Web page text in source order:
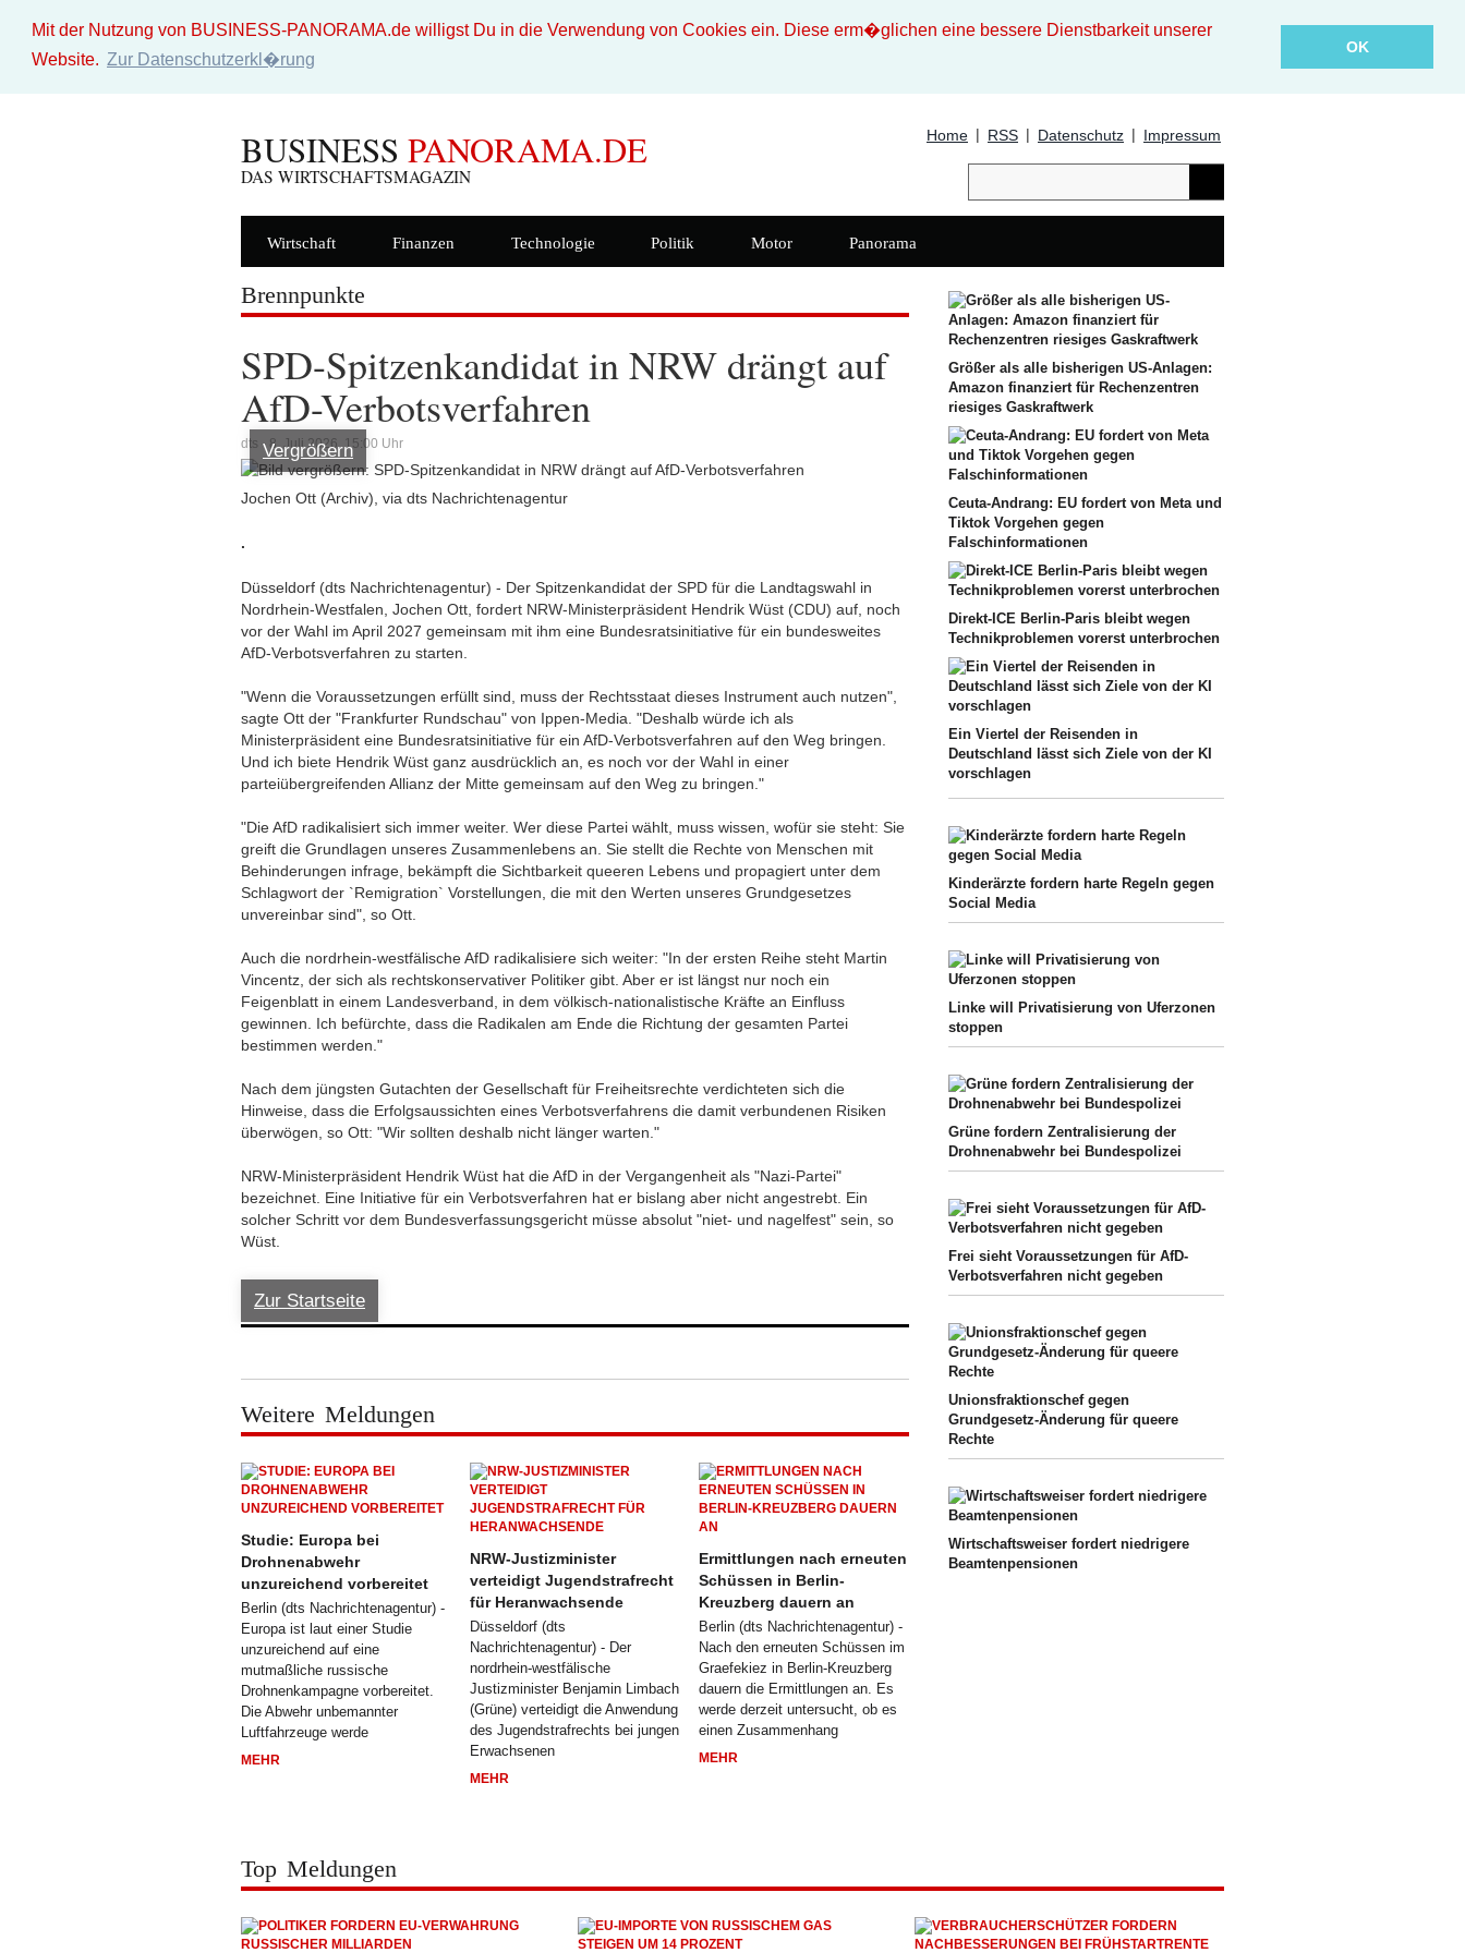
Mit der Nutzung von BUSINESS-PANORAMA.de willigst Du in die Verwendung von Cookies ein. Diese erm�glichen eine bessere Dienstbarkeit unserer
Website. Zur Datenschutzerkl�rung
OK
BUSINESS PANORAMA.DE
DAS WIRTSCHAFTSMAGAZIN
Home | RSS | Datenschutz | Impressum
Wirtschaft Finanzen Technologie Politik Motor Panorama
Brennpunkte
SPD-Spitzenkandidat in NRW drängt auf
AfD-Verbotsverfahren
dts - 8. Juli 2026, 15:00 Uhr
Vergrößern
Jochen Ott (Archiv), via dts Nachrichtenagentur
.
Düsseldorf (dts Nachrichtenagentur) - Der Spitzenkandidat der SPD für die Landtagswahl in
Nordrhein-Westfalen, Jochen Ott, fordert NRW-Ministerpräsident Hendrik Wüst (CDU) auf, noch
vor der Wahl im April 2027 gemeinsam mit ihm eine Bundesratsinitiative für ein bundesweites
AfD-Verbotsverfahren zu starten.
"Wenn die Voraussetzungen erfüllt sind, muss der Rechtsstaat dieses Instrument auch nutzen",
sagte Ott der "Frankfurter Rundschau" von Ippen-Media. "Deshalb würde ich als
Ministerpräsident eine Bundesratsinitiative für ein AfD-Verbotsverfahren auf den Weg bringen.
Und ich biete Hendrik Wüst ganz ausdrücklich an, es noch vor der Wahl in einer
parteiübergreifenden Allianz der Mitte gemeinsam auf den Weg zu bringen."
"Die AfD radikalisiert sich immer weiter. Wer diese Partei wählt, muss wissen, wofür sie steht: Sie
greift die Grundlagen unseres Zusammenlebens an. Sie stellt die Rechte von Menschen mit
Behinderungen infrage, bekämpft die Sichtbarkeit queeren Lebens und propagiert unter dem
Schlagwort der `Remigration` Vorstellungen, die mit den Werten unseres Grundgesetzes
unvereinbar sind", so Ott.
Auch die nordrhein-westfälische AfD radikalisiere sich weiter: "In der ersten Reihe steht Martin
Vincentz, der sich als rechtskonservativer Politiker gibt. Aber er ist längst nur noch ein
Feigenblatt in einem Landesverband, in dem völkisch-nationalistische Kräfte an Einfluss
gewinnen. Ich befürchte, dass die Radikalen am Ende die Richtung der gesamten Partei
bestimmen werden."
Nach dem jüngsten Gutachten der Gesellschaft für Freiheitsrechte verdichteten sich die
Hinweise, dass die Erfolgsaussichten eines Verbotsverfahrens die damit verbundenen Risiken
überwögen, so Ott: "Wir sollten deshalb nicht länger warten."
NRW-Ministerpräsident Hendrik Wüst hat die AfD in der Vergangenheit als "Nazi-Partei"
bezeichnet. Eine Initiative für ein Verbotsverfahren hat er bislang aber nicht angestrebt. Ein
solcher Schritt vor dem Bundesverfassungsgericht müsse absolut "niet- und nagelfest" sein, so
Wüst.
Zur Startseite
Weitere Meldungen
Studie: Europa bei
Drohnenabwehr
unzureichend vorbereitet
Berlin (dts Nachrichtenagentur) -
Europa ist laut einer Studie
unzureichend auf eine
mutmaßliche russische
Drohnenkampagne vorbereitet.
Die Abwehr unbemannter
Luftfahrzeuge werde
MEHR
NRW-Justizminister
verteidigt Jugendstrafrecht
für Heranwachsende
Düsseldorf (dts
Nachrichtenagentur) - Der
nordrhein-westfälische
Justizminister Benjamin Limbach
(Grüne) verteidigt die Anwendung
des Jugendstrafrechts bei jungen
Erwachsenen
MEHR
Ermittlungen nach erneuten
Schüssen in Berlin-
Kreuzberg dauern an
Berlin (dts Nachrichtenagentur) -
Nach den erneuten Schüssen im
Graefekiez in Berlin-Kreuzberg
dauern die Ermittlungen an. Es
werde derzeit untersucht, ob es
einen Zusammenhang
MEHR
Größer als alle bisherigen US-Anlagen:
Amazon finanziert für Rechenzentren
riesiges Gaskraftwerk
Ceuta-Andrang: EU fordert von Meta und
Tiktok Vorgehen gegen
Falschinformationen
Direkt-ICE Berlin-Paris bleibt wegen
Technikproblemen vorerst unterbrochen
Ein Viertel der Reisenden in
Deutschland lässt sich Ziele von der KI
vorschlagen
Kinderärzte fordern harte Regeln gegen
Social Media
Linke will Privatisierung von Uferzonen
stoppen
Grüne fordern Zentralisierung der
Drohnenabwehr bei Bundespolizei
Frei sieht Voraussetzungen für AfD-
Verbotsverfahren nicht gegeben
Unionsfraktionschef gegen
Grundgesetz-Änderung für queere
Rechte
Wirtschaftsweiser fordert niedrigere
Beamtenpensionen
Top Meldungen